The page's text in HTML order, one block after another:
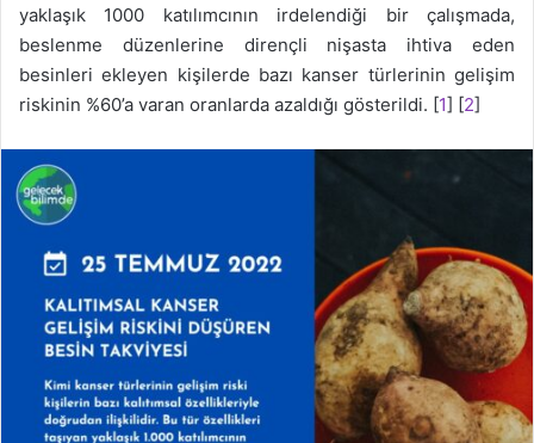
yaklaşık 1000 katılımcının irdelendiği bir çalışmada,
beslenme düzenlerine dirençli nişasta ihtiva eden
besinleri ekleyen kişilerde bazı kanser türlerinin gelişim
riskinin %60’a varan oranlarda azaldığı gösterildi. [1] [2]